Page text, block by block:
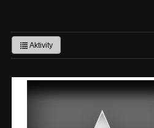
Aktivity